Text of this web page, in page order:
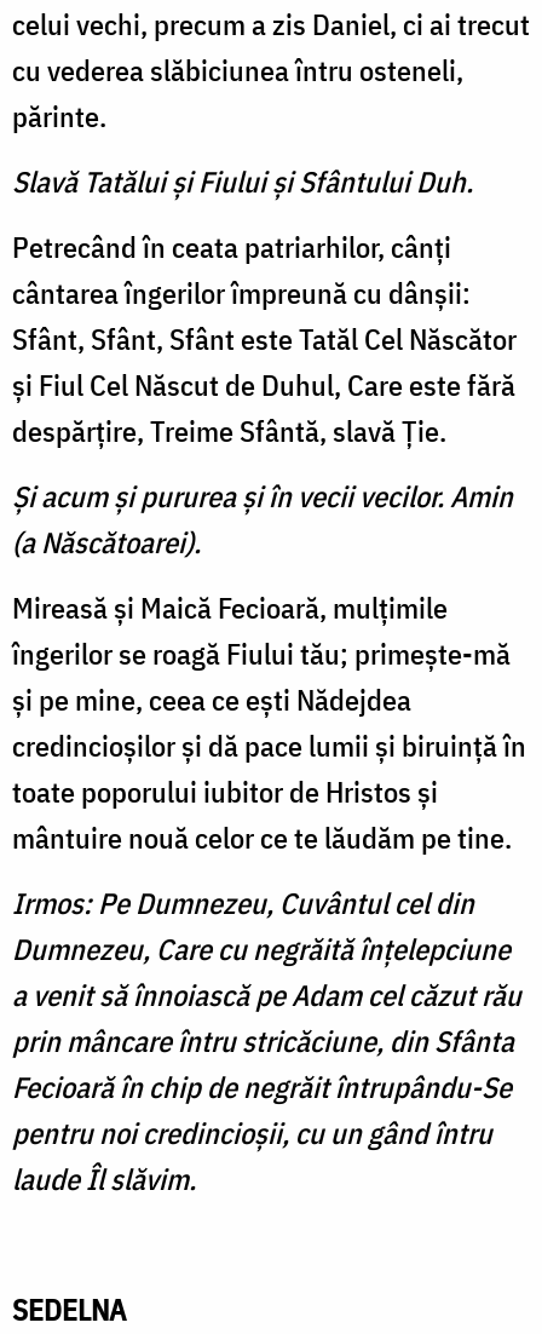
celui vechi, precum a zis Daniel, ci ai trecut
cu vederea slăbiciunea întru osteneli,
părinte.
Slavă Tatălui şi Fiului şi Sfântului Duh.
Petrecând în ceata patriarhilor, cânţi
cântarea îngerilor împreună cu dânşii:
Sfânt, Sfânt, Sfânt este Tatăl Cel Născător
şi Fiul Cel Născut de Duhul, Care este fără
despărţire, Treime Sfântă, slavă Ţie.
Şi acum şi pururea şi în vecii vecilor. Amin
(a Născătoarei).
Mireasă şi Maică Fecioară, mulţimile
îngerilor se roagă Fiului tău; primeşte-mă
şi pe mine, ceea ce eşti Nădejdea
credincioşilor şi dă pace lumii şi biruinţă în
toate poporului iubitor de Hristos şi
mântuire nouă celor ce te lăudăm pe tine.
Irmos: Pe Dumnezeu, Cuvântul cel din
Dumnezeu, Care cu negrăită înţelepciune
a venit să înnoiască pe Adam cel căzut rău
prin mâncare întru stricăciune, din Sfânta
Fecioară în chip de negrăit întrupându-Se
pentru noi credincioşii, cu un gând întru
laude Îl slăvim.
SEDELNA